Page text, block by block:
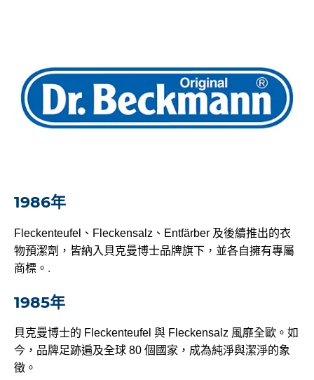
1986年
Fleckenteufel、Fleckensalz、Entfärber 及後續推出的衣
物預潔劑，皆納入貝克曼博士品牌旗下，並各自擁有專屬
商標。 .
1985年
貝克曼博士的 Fleckenteufel 與 Fleckensalz 風靡全歐。如
今，品牌足跡遍及全球 80 個國家，成為純淨與潔淨的象
徵。